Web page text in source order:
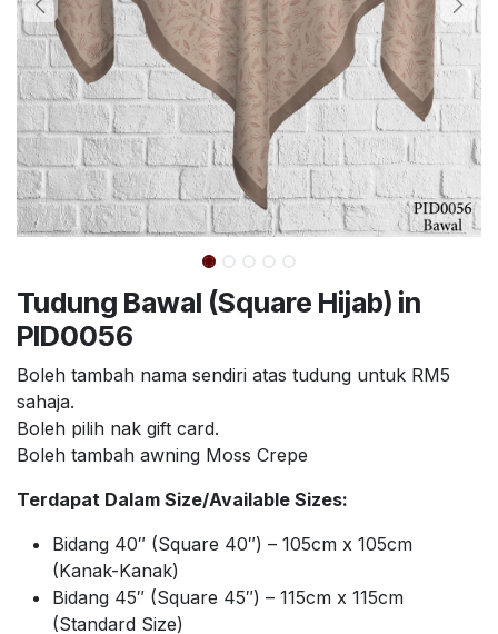
Tudung Bawal (Square Hijab) in
PID0056
Boleh tambah nama sendiri atas tudung untuk RM5
sahaja.
Boleh pilih nak gift card.
Boleh tambah awning Moss Crepe
Terdapat Dalam Size/Available Sizes:
Bidang 40″ (Square 40″) – 105cm x 105cm
(Kanak-Kanak)
Bidang 45″ (Square 45″) – 115cm x 115cm
(Standard Size)